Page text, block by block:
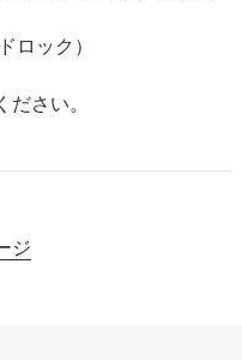
ロック）
ださい。
ジ